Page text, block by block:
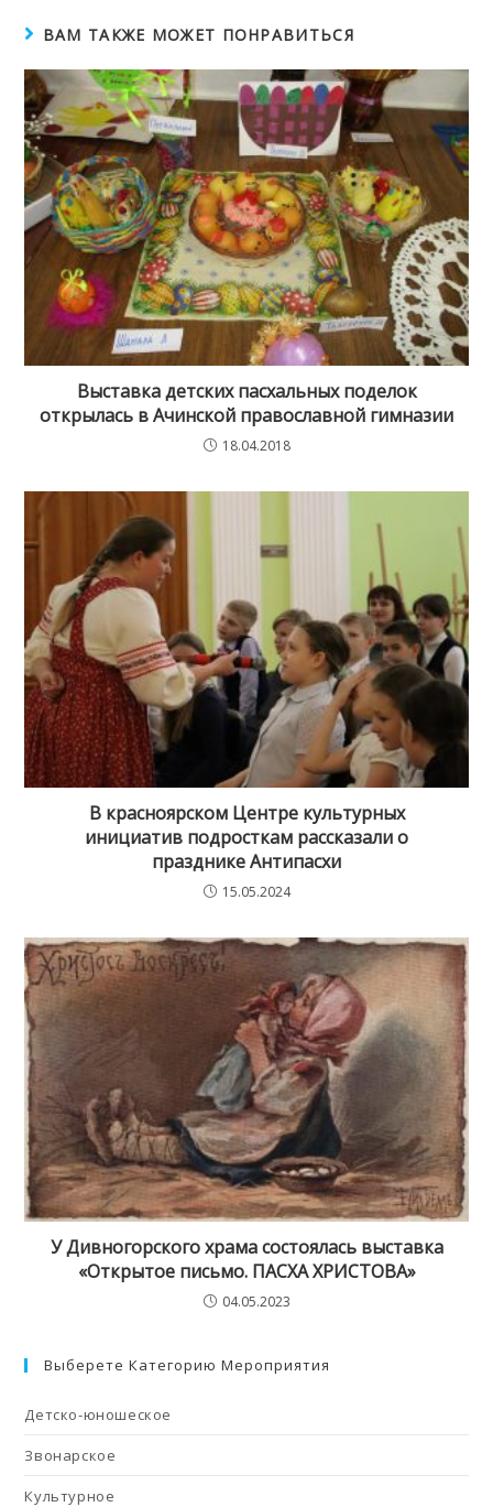
ВАМ ТАКЖЕ МОЖЕТ ПОНРАВИТЬСЯ
Выставка детских пасхальных поделок
открылась в Ачинской православной гимназии
18.04.2018
В красноярском Центре культурных
инициатив подросткам рассказали о
празднике Антипасхи
15.05.2024
У Дивногорского храма состоялась выставка
«Открытое письмо. ПАСХА ХРИСТОВА»
04.05.2023
Выберете Категорию Мероприятия
Детско-юношеское
Звонарское
Культурное